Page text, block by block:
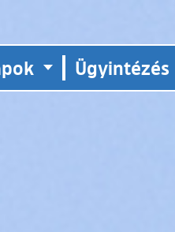
Ügyintézés